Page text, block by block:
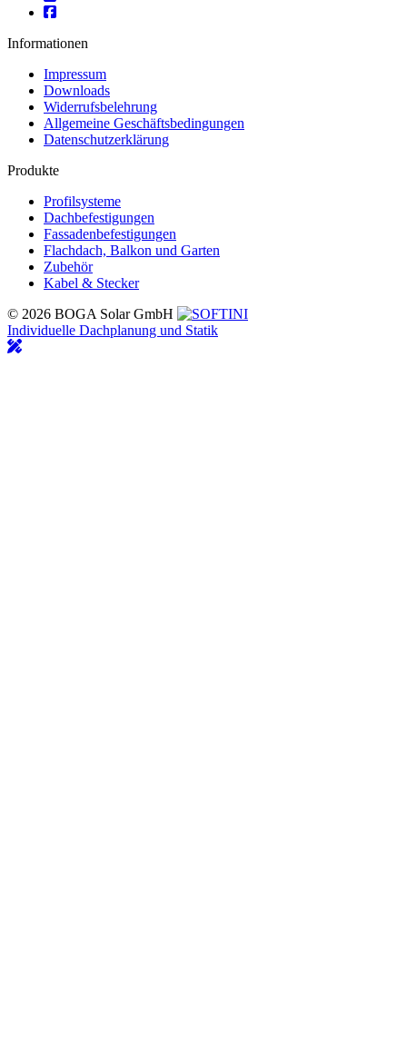
Informationen
Impressum
Downloads
Widerrufsbelehrung
Allgemeine Geschäftsbedingungen
Datenschutzerklärung
Produkte
Profilsysteme
Dachbefestigungen
Fassadenbefestigungen
Flachdach, Balkon und Garten
Zubehör
Kabel & Stecker
© 2026 BOGA Solar GmbH
Individuelle Dachplanung und Statik